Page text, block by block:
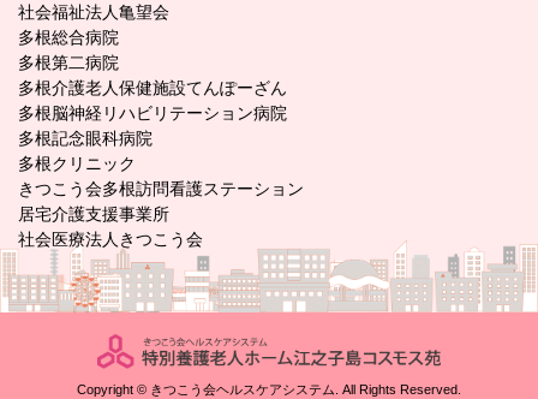
社会福祉法人亀望会
多根総合病院
多根第二病院
多根介護老人保健施設てんぽーざん
多根脳神経リハビリテーション病院
多根記念眼科病院
多根クリニック
きつこう会多根訪問看護ステーション
居宅介護支援事業所
社会医療法人きつこう会
Copyright © きつこう会ヘルスケアシステム. All Rights Reserved.